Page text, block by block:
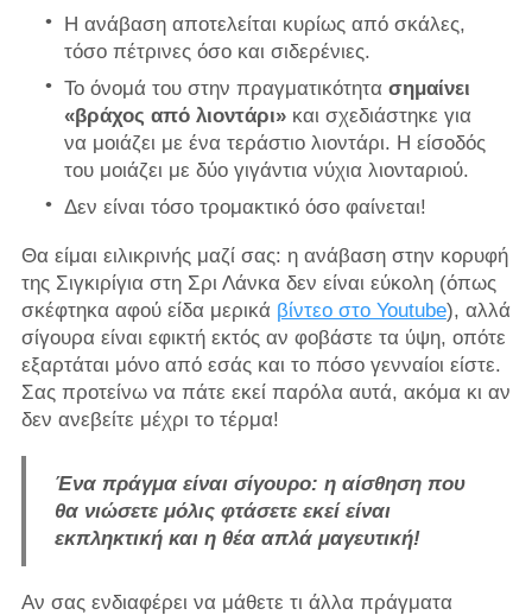
Η ανάβαση αποτελείται κυρίως από σκάλες,
τόσο πέτρινες όσο και σιδερένιες.
Το όνομά του στην πραγματικότητα σημαίνει
«βράχος από λιοντάρι»και σχεδιάστηκε για
να μοιάζει με ένα τεράστιο λιοντάρι. Η είσοδός
του μοιάζει με δύο γιγάντια νύχια λιονταριού.
Δεν είναι τόσο τρομακτικό όσο φαίνεται!
Θα είμαι ειλικρινής μαζί σας: η ανάβαση στην κορυφή
της Σιγκιρίγια στη Σρι Λάνκα δεν είναι εύκολη (όπως
σκέφτηκα αφού είδα μερικά βίντεο στο Youtube), αλλά
σίγουρα είναι εφικτή εκτός αν φοβάστε τα ύψη, οπότε
εξαρτάται μόνο από εσάς και το πόσο γενναίοι είστε.
Σας προτείνω να πάτε εκεί παρόλα αυτά, ακόμα κι αν
δεν ανεβείτε μέχρι το τέρμα!
Ένα πράγμα είναι σίγουρο: η αίσθηση που
θα νιώσετε μόλις φτάσετε εκεί είναι
εκπληκτική και η θέα απλά μαγευτική!
Αν σας ενδιαφέρει να μάθετε τι άλλα πράγματα